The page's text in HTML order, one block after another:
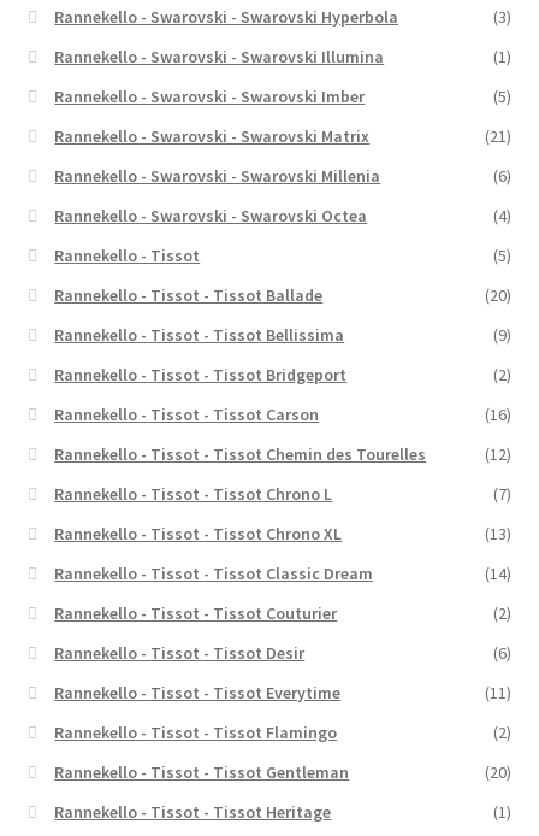
Rannekello - Swarovski - Swarovski Hyperbola
(3)
Rannekello - Swarovski - Swarovski Illumina
(1)
Rannekello - Swarovski - Swarovski Imber
(5)
Rannekello - Swarovski - Swarovski Matrix
(21)
Rannekello - Swarovski - Swarovski Millenia
(6)
Rannekello - Swarovski - Swarovski Octea
(4)
Rannekello - Tissot
(5)
Rannekello - Tissot - Tissot Ballade
(20)
Rannekello - Tissot - Tissot Bellissima
(9)
Rannekello - Tissot - Tissot Bridgeport
(2)
Rannekello - Tissot - Tissot Carson
(16)
Rannekello - Tissot - Tissot Chemin des Tourelles
(12)
Rannekello - Tissot - Tissot Chrono L
(7)
Rannekello - Tissot - Tissot Chrono XL
(13)
Rannekello - Tissot - Tissot Classic Dream
(14)
Rannekello - Tissot - Tissot Couturier
(2)
Rannekello - Tissot - Tissot Desir
(6)
Rannekello - Tissot - Tissot Everytime
(11)
Rannekello - Tissot - Tissot Flamingo
(2)
Rannekello - Tissot - Tissot Gentleman
(20)
Rannekello - Tissot - Tissot Heritage
(1)